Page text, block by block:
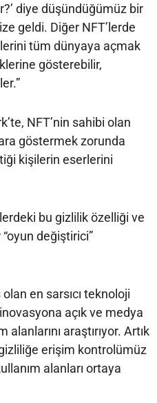
diye düşündüğümüz bir
geldi. Diğer NFT’lerde
tüm dünyaya açmak
gösterebilir,
NFT’nin sahibi olan
göstermek zorunda
kişilerin eserlerini
bu gizlilik özelliği ve
değiştirici”
olan en sarsıcı teknoloji
açık ve medya
araştırıyor. Artık
erişim kontrolümüz
alanları ortaya